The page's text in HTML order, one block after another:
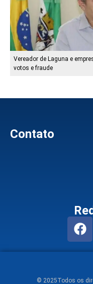
Vereador de Laguna e
votos e fraude
Contato
© 2025Todos os